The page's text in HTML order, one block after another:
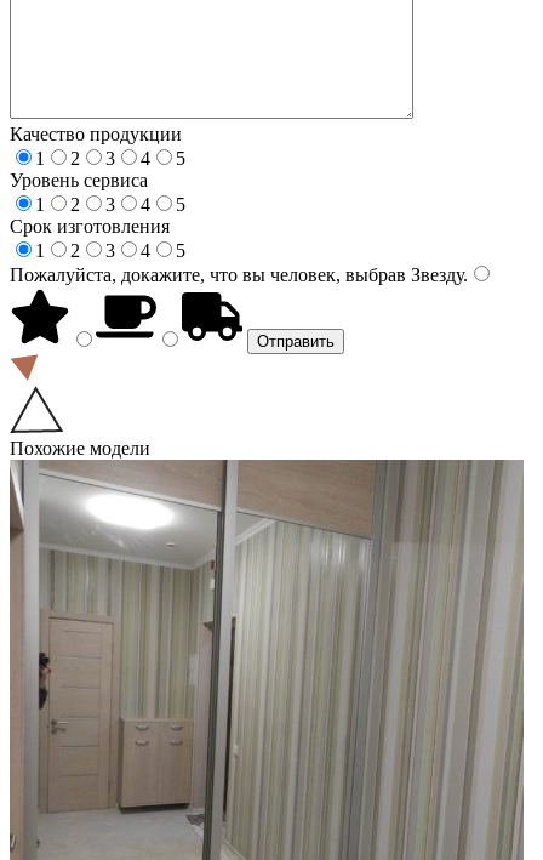
Качество продукции
1
2 3 4
5
Уровень сервиса
1
2 3 4
5
Срок изготовления
1
2 3 4
5
Пожалуйста, докажите, что вы человек, выбрав Звезду.
Похожие модели